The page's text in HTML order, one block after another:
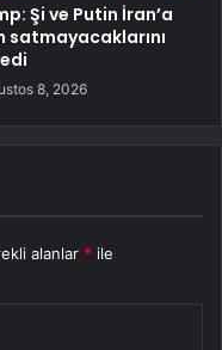
Şi ve Putin İran’a
satmayacaklarını
8, 2026
alanlar * ile